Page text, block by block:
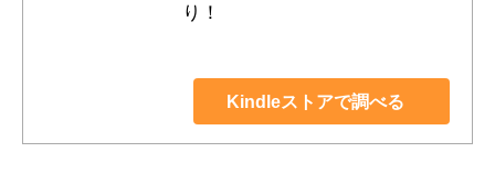
り！
Kindleストアで調べる